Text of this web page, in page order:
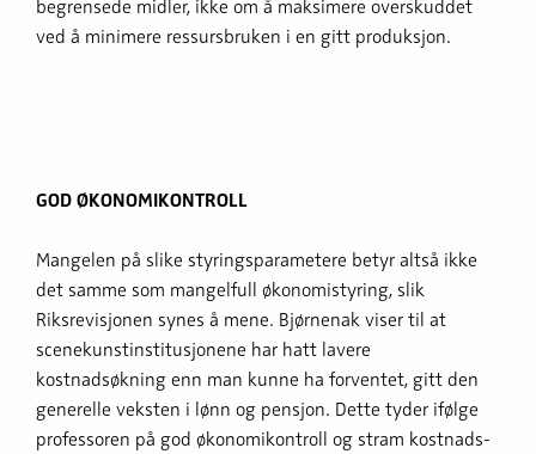
begrensede midler, ikke om å maksimere overskuddet
ved å minimere ressursbruken i en gitt produksjon.
GOD ØKONOMIKONTROLL
Mangelen på slike styringsparametere betyr altså ikke
det samme som mangelfull økonomistyring, slik
Riksrevisjonen synes å mene. Bjørnenak viser til at
scenekunstinstitusjonene har hatt lavere
kostnadsøkning enn man kunne ha forventet, gitt den
generelle veksten i lønn og pensjon. Dette tyder ifølge
professoren på god økonomikontroll og stram kostnads-